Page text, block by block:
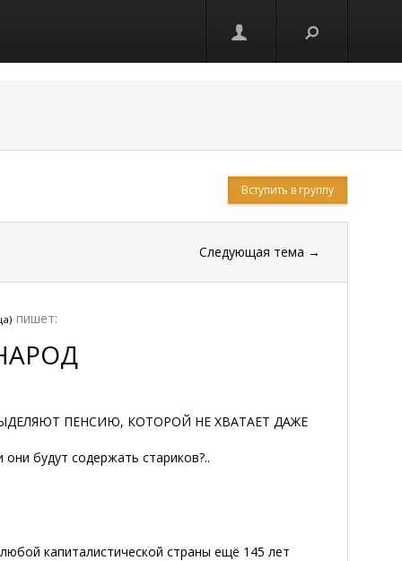
Вступить в группу
Следующая тема →
пишет:
ПЕНСИЮ, КОТОРОЙ НЕ ХВАТАЕТ ДАЖЕ
будут содержать стариков?..
капиталистической страны ещё 145 лет